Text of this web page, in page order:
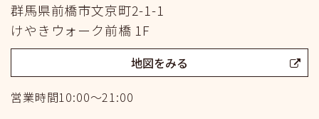
群馬県前橋市文京町2-1-1
けやきウォーク前橋 1F
地図をみる
営業時間10:00～21:00